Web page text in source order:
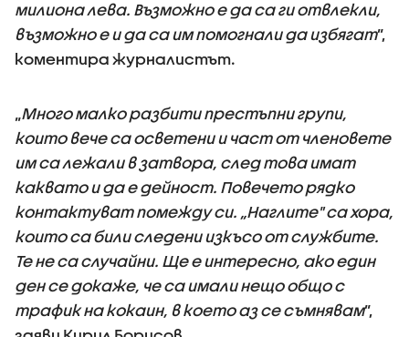
милиона лева. Възможно е да са ги отвлекли,
възможно е и да са им помогнали да избягат”,
коментира журналистът.
„Много малко разбити престъпни групи,
които вече са осветени и част от членовете
им са лежали в затвора, след това имат
каквато и да е дейност. Повечето рядко
контактуват помежду си. „Наглите" са хора,
които са били следени изкъсо от службите.
Те не са случайни. Ще е интересно, ако един
ден се докаже, че са имали нещо общо с
трафик на кокаин, в което аз се съмнявам”,